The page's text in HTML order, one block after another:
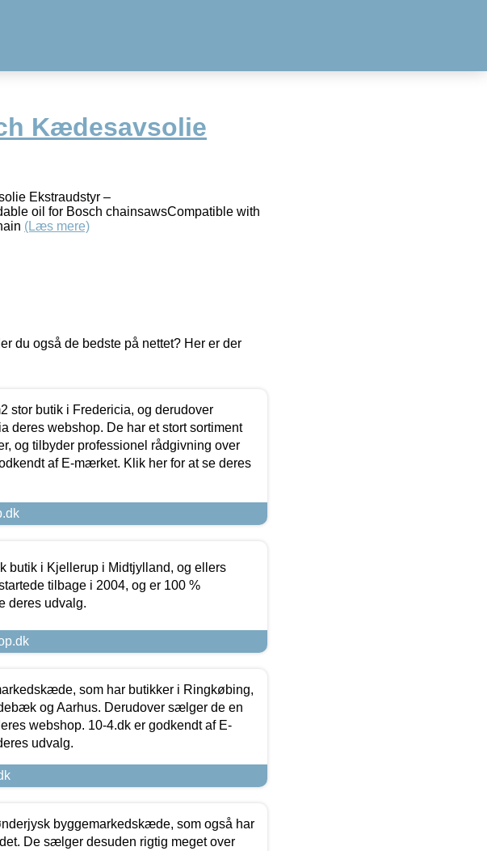
Kædesavsolie
Ekstraudstyr –
oil for Bosch chainsawsCompatible with
(Læs mere)
du også de bedste på nettet? Her er der
stor butik i Fredericia, og derudover
deres webshop. De har et stort sortiment
og tilbyder professionel rådgivning over
af E-mærket. Klik her for at se deres
butik i Kjellerup i Midtjylland, og ellers
tilbage i 2004, og er 100 %
deres udvalg.
som har butikker i Ringkøbing,
og Aarhus. Derudover sælger de en
webshop. 10-4.dk er godkendt af E-
udvalg.
byggemarkedskæde, som også har
De sælger desuden rigtig meget over